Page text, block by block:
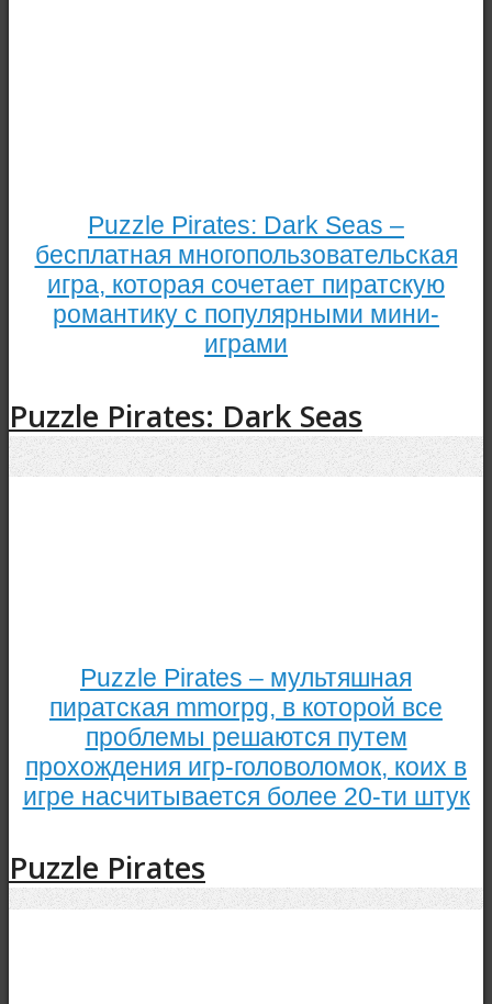
Puzzle Pirates: Dark Seas –
бесплатная многопользовательская
игра, которая сочетает пиратскую
романтику с популярными мини-
играми
Puzzle Pirates: Dark Seas
Puzzle Pirates – мультяшная
пиратская mmorpg, в которой все
проблемы решаются путем
прохождения игр-головоломок, коих в
игре насчитывается более 20-ти штук
Puzzle Pirates